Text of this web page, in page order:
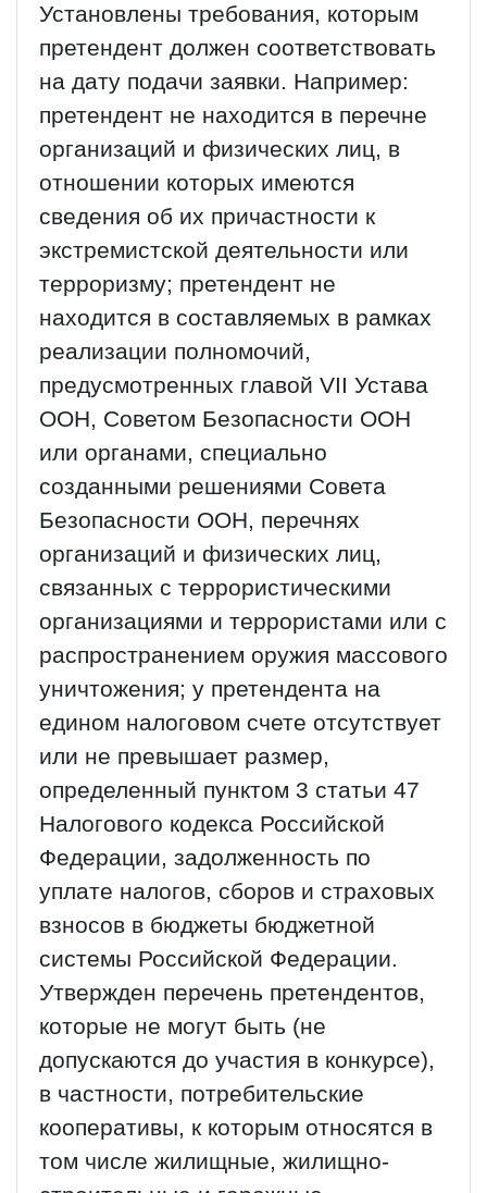
Установлены требования, которым
претендент должен соответствовать
на дату подачи заявки. Например:
претендент не находится в перечне
организаций и физических лиц, в
отношении которых имеются
сведения об их причастности к
экстремистской деятельности или
терроризму; претендент не
находится в составляемых в рамках
реализации полномочий,
предусмотренных главой VII Устава
ООН, Советом Безопасности ООН
или органами, специально
созданными решениями Совета
Безопасности ООН, перечнях
организаций и физических лиц,
связанных с террористическими
организациями и террористами или с
распространением оружия массового
уничтожения; у претендента на
едином налоговом счете отсутствует
или не превышает размер,
определенный пунктом 3 статьи 47
Налогового кодекса Российской
Федерации, задолженность по
уплате налогов, сборов и страховых
взносов в бюджеты бюджетной
системы Российской Федерации.
Утвержден перечень претендентов,
которые не могут быть (не
допускаются до участия в конкурсе),
в частности, потребительские
кооперативы, к которым относятся в
том числе жилищные, жилищно-